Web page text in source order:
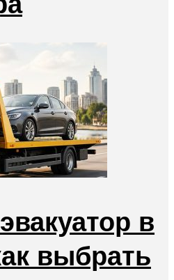
в
выбрать